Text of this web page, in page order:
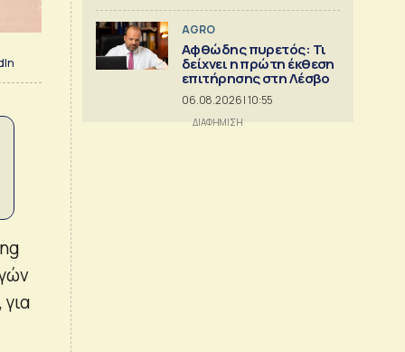
AGRO
Αφθώδης πυρετός: Τι
δείχνει η πρώτη έκθεση
επιτήρησης στη Λέσβο
06.08.2026 | 10:55